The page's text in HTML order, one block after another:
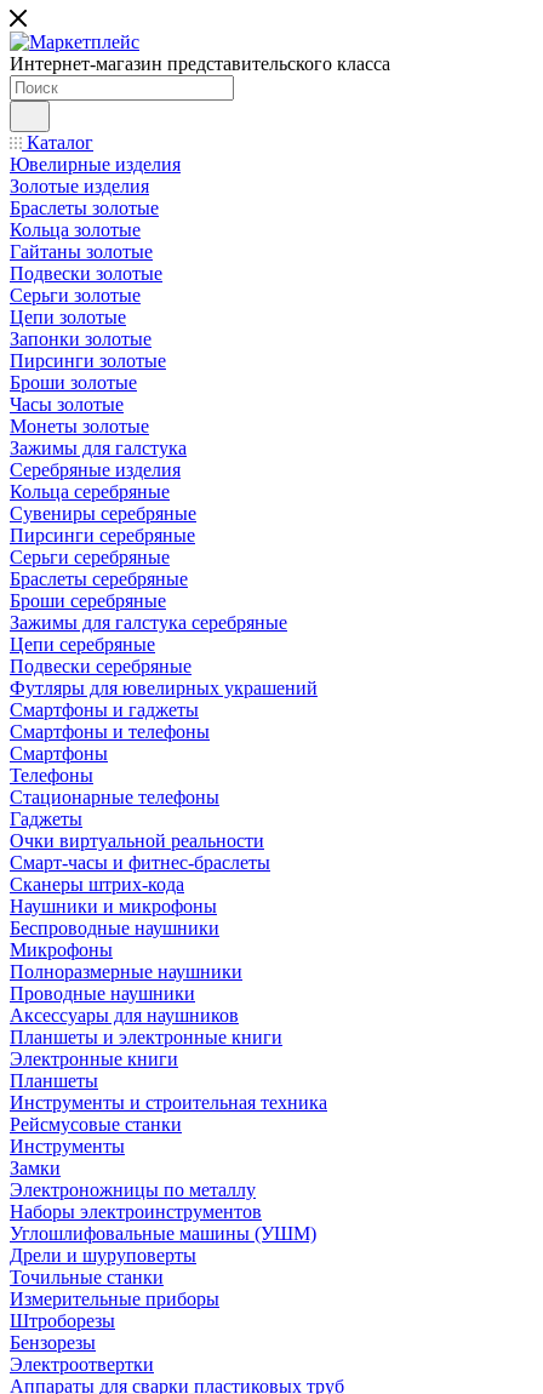
Интернет-магазин представительского класса
Каталог
Ювелирные изделия
Золотые изделия
Браслеты золотые
Кольца золотые
Гайтаны золотые
Подвески золотые
Серьги золотые
Цепи золотые
Запонки золотые
Пирсинги золотые
Броши золотые
Часы золотые
Монеты золотые
Зажимы для галстука
Серебряные изделия
Кольца серебряные
Сувениры серебряные
Пирсинги серебряные
Серьги серебряные
Браслеты серебряные
Броши серебряные
Зажимы для галстука серебряные
Цепи серебряные
Подвески серебряные
Футляры для ювелирных украшений
Смартфоны и гаджеты
Смартфоны и телефоны
Смартфоны
Телефоны
Стационарные телефоны
Гаджеты
Очки виртуальной реальности
Смарт-часы и фитнес-браслеты
Сканеры штрих-кода
Наушники и микрофоны
Беспроводные наушники
Микрофоны
Полноразмерные наушники
Проводные наушники
Аксессуары для наушников
Планшеты и электронные книги
Электронные книги
Планшеты
Инструменты и строительная техника
Рейсмусовые станки
Инструменты
Замки
Электроножницы по металлу
Наборы электроинструментов
Углошлифовальные машины (УШМ)
Дрели и шуруповерты
Точильные станки
Измерительные приборы
Штроборезы
Бензорезы
Электроотвертки
Аппараты для сварки пластиковых труб